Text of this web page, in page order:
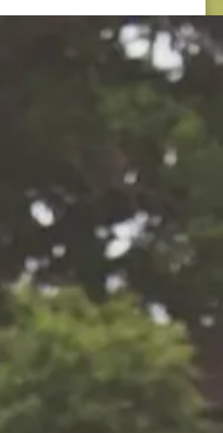
van hagen
verwijderen
snoeien en
van gazon en
van bestrating
maaien
/ kappen